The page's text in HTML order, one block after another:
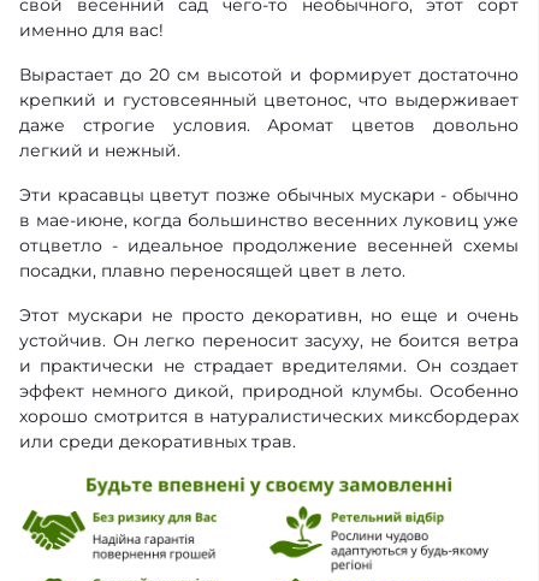
свой весенний сад чего-то необычного, этот сорт
именно для вас!
Вырастает до 20 см высотой и формирует достаточно
крепкий и густовсеянный цветонос, что выдерживает
даже строгие условия. Аромат цветов довольно
легкий и нежный.
Эти красавцы цветут позже обычных мускари - обычно
в мае-июне, когда большинство весенних луковиц уже
отцветло - идеальное продолжение весенней схемы
посадки, плавно переносящей цвет в лето.
Этот мускари не просто декоративн, но еще и очень
устойчив. Он легко переносит засуху, не боится ветра
и практически не страдает вредителями. Он создает
эффект немного дикой, природной клумбы. Особенно
хорошо смотрится в натуралистических миксбордерах
или среди декоративных трав.